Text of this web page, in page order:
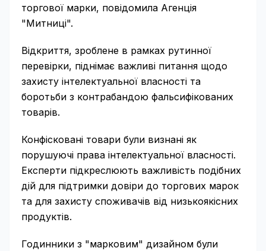
торгової марки, повідомила Агенція
"Митниці".
Відкриття, зроблене в рамках рутинної
перевірки, піднімає важливі питання щодо
захисту інтелектуальної власності та
боротьби з контрабандою фальсифікованих
товарів.
Конфісковані товари були визнані як
порушуючі права інтелектуальної власності.
Експерти підкреслюють важливість подібних
дій для підтримки довіри до торгових марок
та для захисту споживачів від низькоякісних
продуктів.
Годинники з "марковим" дизайном були